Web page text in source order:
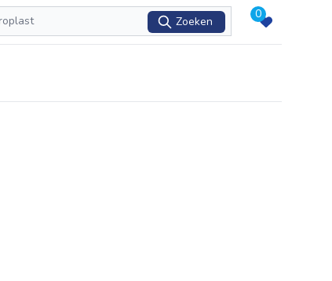
Zoeken
0